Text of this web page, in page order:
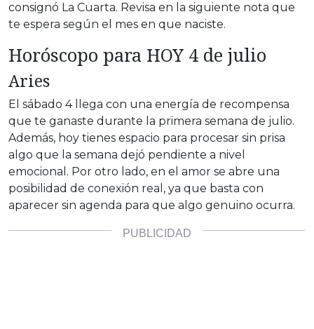
consignó La Cuarta. Revisa en la siguiente nota que
te espera según el mes en que naciste.
Horóscopo para HOY 4 de julio
Aries
El sábado 4 llega con una energía de recompensa
que te ganaste durante la primera semana de julio.
Además, hoy tienes espacio para procesar sin prisa
algo que la semana dejó pendiente a nivel
emocional. Por otro lado, en el amor se abre una
posibilidad de conexión real, ya que basta con
aparecer sin agenda para que algo genuino ocurra.